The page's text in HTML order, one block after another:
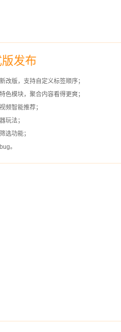
发布
改版，支持自定义标签顺序；
色模块，聚合内容看得更爽；
频智能推荐；
玩法；
选功能；
。